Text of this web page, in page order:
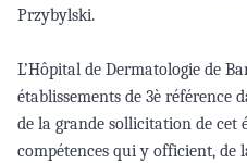
Przybylski.
L’Hôpital de Dermatologie de
établissements de 3è référence
de la grande sollicitation de cet
compétences qui y officient, de